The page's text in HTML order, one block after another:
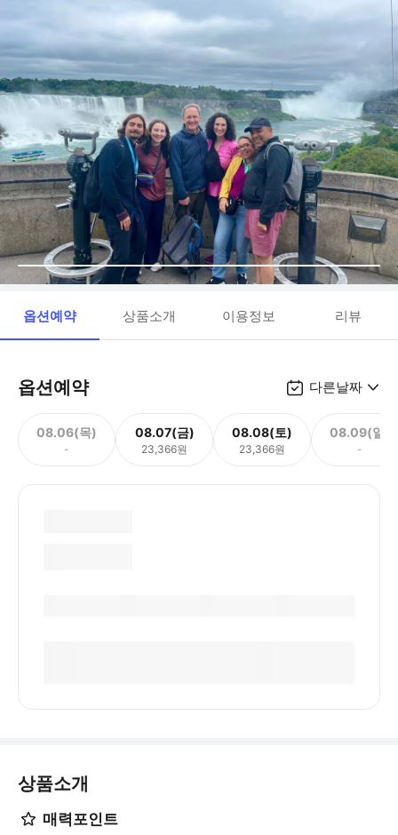
옵션예약 상품소개 이용정보 리뷰
옵션예약 다른날짜
08.06(목)
-
08.07(금)
23,366원
08.08(토)
23,366원
08.09(일)
-
상품소개
매력포인트